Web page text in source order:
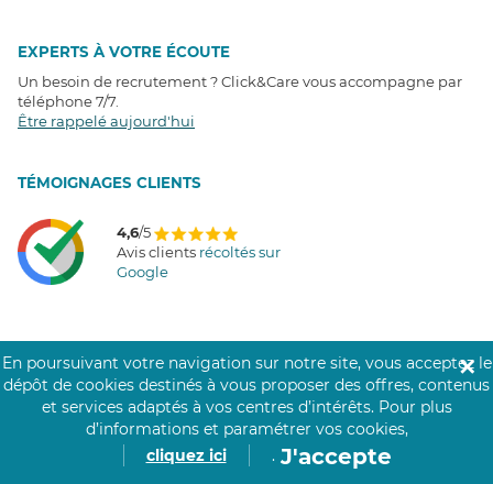
EXPERTS À VOTRE ÉCOUTE
Un besoin de recrutement ? Click&Care vous accompagne par
téléphone 7/7
Être rappelé aujourd'hui
TÉMOIGNAGES CLIENTS
4,6/5
Avis clients récoltés sur
Google
COMMUNAUTÉ CLICK&CARE
En poursuivant votre navigation sur notre site, vous acceptez le
dépôt de cookies destinés à vous proposer des offres, contenus
et services adaptés à vos centres d’intérêts. Pour plus
d’informations et paramétrer vos cookies,
cliquez ici
. J'accepte
✕